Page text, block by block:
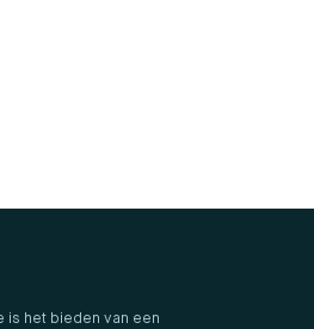
is het bieden van een